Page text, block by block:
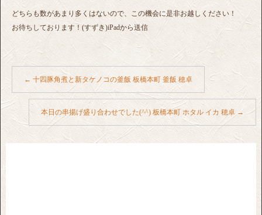
どちらも数があまり多くはないので、この機会に是非お越しください！
お待ちしております！(すずき)iPadから送信
← 十四豚角煮と新タケノコの釜飯 板橋本町 釜飯 穂卓
本日の串揚げ盛り合わせでした(^^) 板橋本町 ホタル イカ 穂卓 →